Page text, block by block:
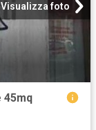
Visualizza foto
45mq